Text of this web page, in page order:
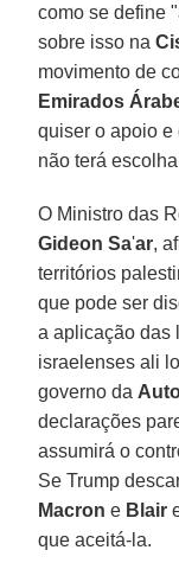
como se define
sobre isso na
movimento de
Emirados
quiser o apoio e
não terá
O Ministro das
Gideon Sa'ar,
territórios
que pode ser
a aplicação das
israelenses ali
governo da
declarações
assumirá o
Se Trump
Macron e Blair
que aceitá-la.